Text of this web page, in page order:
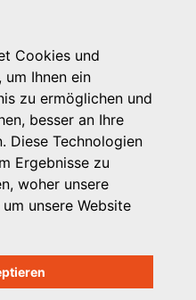
Cookies und
Ihnen ein
zu ermöglichen und
besser an Ihre
Diese Technologien
Ergebnisse zu
woher unsere
unsere Website